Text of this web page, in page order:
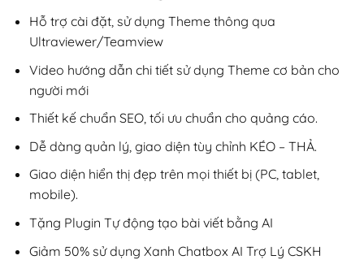
Hỗ trợ cài đặt, sử dụng Theme thông qua
Ultraviewer/Teamview
Video hướng dẫn chi tiết sử dụng Theme cơ bản cho
người mới
Thiết kế chuẩn SEO, tối ưu chuẩn cho quảng cáo.
Dễ dàng quản lý, giao diện tùy chỉnh KÉO – THẢ.
Giao diện hiển thị đẹp trên mọi thiết bị (PC, tablet,
mobile).
Tặng Plugin Tự động tạo bài viết bằng AI
Giảm 50% sử dụng Xanh Chatbox AI Trợ Lý CSKH